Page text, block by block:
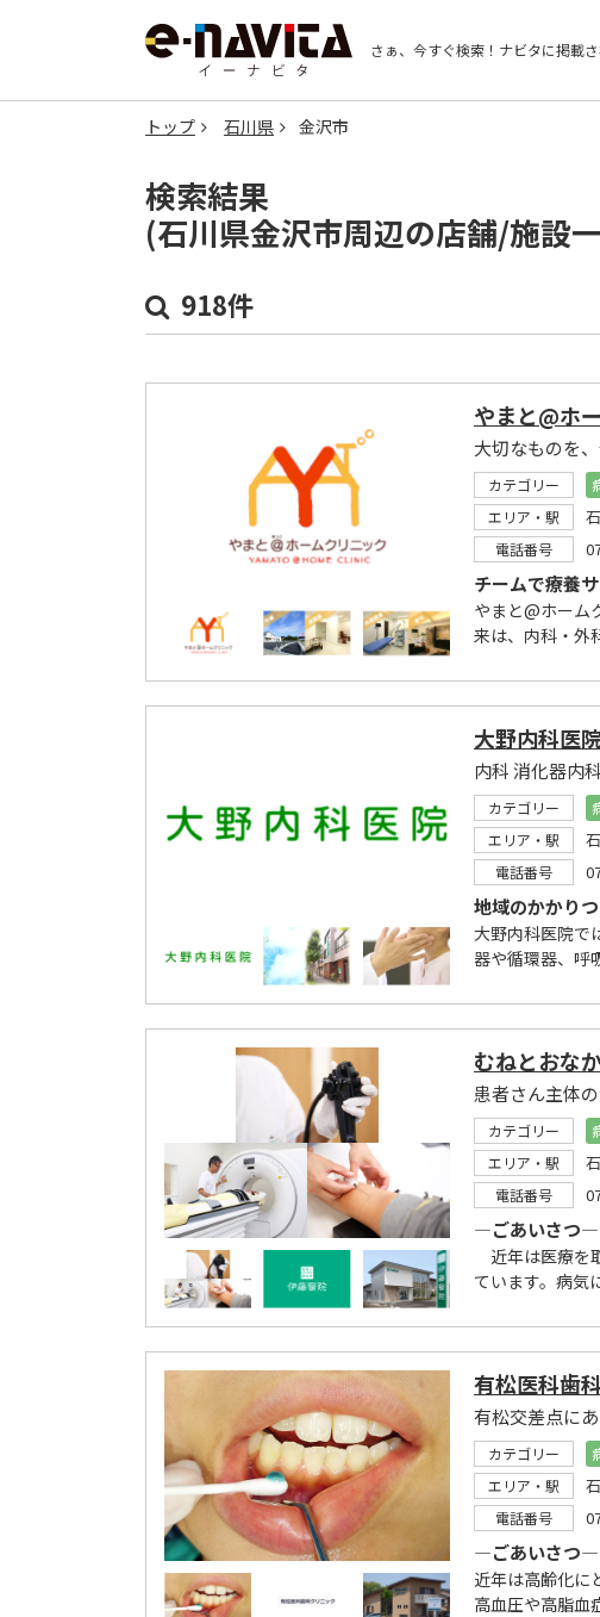
さぁ、今すぐ検索！ ナビタに掲載
トップ 石川県 金沢市
検索結果
(石川県金沢市周辺の店舗/施設一
918件
やまと@ホ
大切なものを
カテゴリー
エリア・駅
電話番号
チームで療養
やまと@ホーム
来は、内科・外
大野内科医
内科 消化器内
カテゴリー
エリア・駅
電話番号
地域のかかり
大野内科医院で
器や循環器、呼
むねとおな
患者さん主体
カテゴリー
エリア・駅
電話番号
―ごあいさつ―
近年は医療を
ています。病気
有松医科歯
有松交差点に
カテゴリー
エリア・駅
電話番号
―ごあいさつ―
近年は高齢化に
高血圧や高脂血